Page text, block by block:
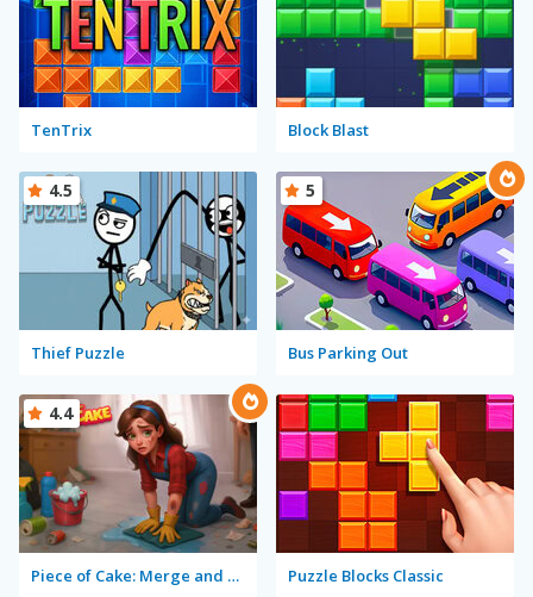
TenTrix Block Blast
Thief Puzzle
4.5
Bus Parking Out
5
Piece of Cake: Merge and Bake
4.4
Puzzle Blocks Classic